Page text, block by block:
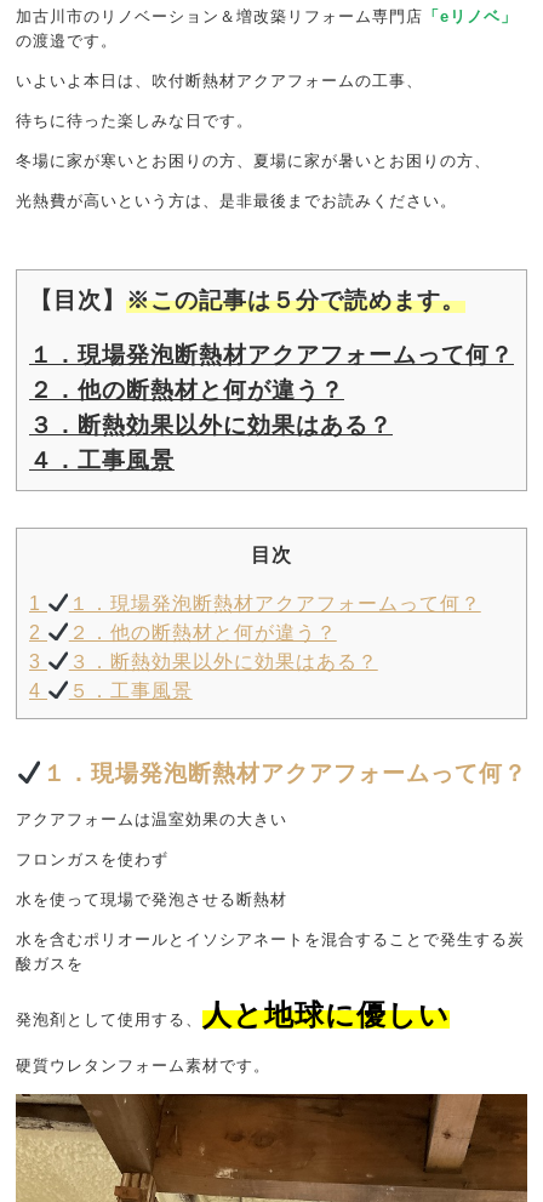
加古川市のリノベーション＆増改築リフォーム専門店 「eリノベ」
の渡邉です。
いよいよ本日は、吹付断熱材アクアフォームの工事、
待ちに待った楽しみな日です。
冬場に家が寒いとお困りの方、夏場に家が暑いとお困りの方、
光熱費が高いという方は、是非最後までお読みください。
【目次】 ※この記事は５分で読めます。
１．現場発泡断熱材アクアフォームって何？
２．他の断熱材と何が違う？
３．断熱効果以外に効果はある？
４．工事風景
目次
1
１．現場発泡断熱材アクアフォームって何？
2
２．他の断熱材と何が違う？
3
３．断熱効果以外に効果はある？
4
５．工事風景
１．現場発泡断熱材アクアフォームって何？
アクアフォームは温室効果の大きい
フロンガスを使わず
水を使って現場で発泡させる断熱材
水を含むポリオールとイソシアネートを混合することで発生する炭
酸ガスを
発泡剤として使用する、 人と地球に優しい
硬質ウレタンフォーム素材です。